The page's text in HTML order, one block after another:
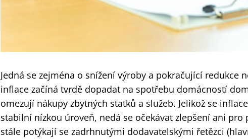
Jedná se zejména o snížení výroby a pokračující redukce
inflace začíná tvrdě dopadat na spotřebu domácností
omezují nákupy zbytných statků a služeb. Jelikož se
stabilní nízkou úroveň, nedá se očekávat zlepšení ani pro
stále potýkají se zadrhnutými dodavatelskými řetězci